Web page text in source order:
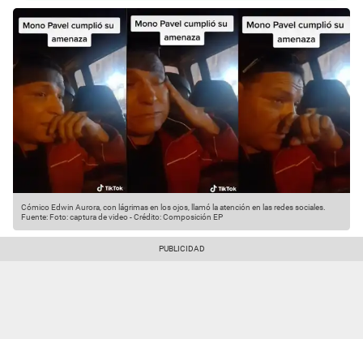
Cómico Edwin Aurora, con lágrimas en los ojos, llamó la atención en las redes sociales.
Fuente: Foto: captura de video-Crédito: Composición EP